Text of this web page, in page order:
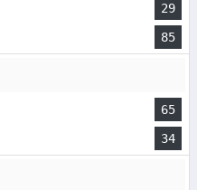
29
85
65
34